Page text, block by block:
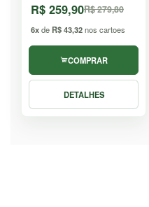
R$ 259,90R$ 279,80
6xde R$ 43,32nos cartoes
COMPRAR
DETALHES